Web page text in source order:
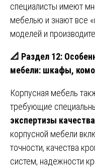
специалисты имеют
мебелью и знают все
моделей и
📐 Раздел 12:
мебели: шкафы,
Корпусная мебель
требующие
экспертизы
корпусной мебели
точности, качества
систем, надежности